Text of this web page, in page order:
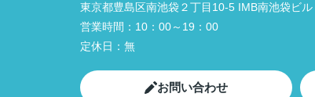
東京都豊島区南池袋２丁目10-5 IMB南池袋ビ
営業時間： 10：00～19：00
定休日： 無
お問い合わせ